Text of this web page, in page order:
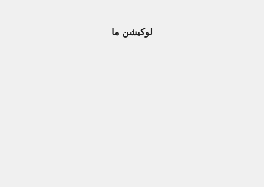
لوکیشن ما